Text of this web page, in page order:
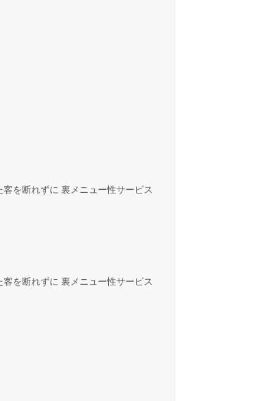
を断れずに 裏メニュー性サービス
を断れずに 裏メニュー性サービス